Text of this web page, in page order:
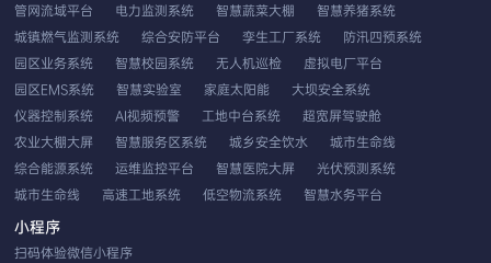
管网流域平台
电力监测系统 智慧蔬菜大棚
智慧养猪系统
城镇燃气监测系统
综合安防平台 孪生工厂系统
防汛四预系统
园区业务系统
智慧校园系统 无人机巡检
虚拟电厂平台
园区EMS系统
智慧实验室 家庭太阳能
大坝安全系统
仪器控制系统
AI视频预警 工地中台系统
超宽屏驾驶舱
农业大棚大屏
智慧服务区系统 城乡安全饮水
城市生命线
综合能源系统
运维监控平台 智慧医院大屏
光伏预测系统
城市生命线
高速工地系统 低空物流系统
智慧水务平台
EMS智慧云平台
无人机车载巡检
工业视觉分析
小程序
扫码体验微信小程序